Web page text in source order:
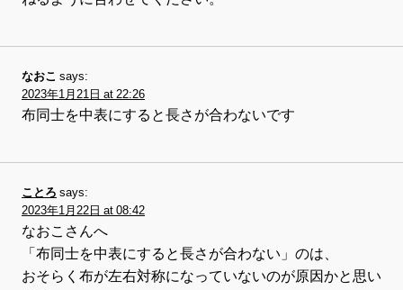
なおこ says:
2023年1月21日 at 22:26
布同士を中表にすると長さが合わないです
ことろ says:
2023年1月22日 at 08:42
なおこさんへ
「布同士を中表にすると長さが合わない」のは、
おそらく布が左右対称になっていないのが原因かと思い